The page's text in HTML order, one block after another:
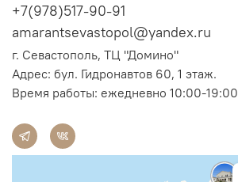
+7(978)517-90-91
amarantsevastopol@yandex.ru
г. Севастополь, ТЦ "Домино"
Адрес: бул. Гидронавтов 60, 1 этаж.
Время работы: ежедневно 10:00-19:00